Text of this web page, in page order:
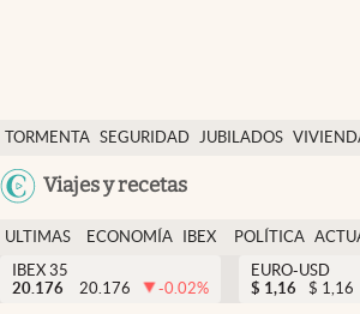
TORMENTA SEGURIDAD JUBILADOS
Viajes y recetas
Economía y finanzas
Política
Actualidad
Criptomonedas
ULTIMAS
NOTICIAS
ECONOMÍA
FINANZAS
IBEX
EURO
POLÍTICA
IBEX 35
20.176
20.176 -0.02%
EURO-USD
$ 1,16 $ 1,16